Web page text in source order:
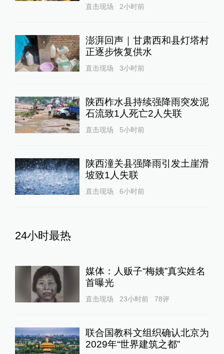
直击现场 2小时前
澎湃回声｜甘肃西和县灯塔村
正逐步恢复供水
直击现场 3小时前
陕西柞水县持续强降雨突发泥
石流致1人死亡2人失联
直击现场 5小时前
陕西潼关县强降雨引发土崖滑
坡致1人失联
直击现场 6小时前
24小时最热
媒体：人贩子“梅姨”真实姓名
首曝光
直击现场 23小时前 78评
联合国教科文组织确认北京为
2029年“世界建筑之都”